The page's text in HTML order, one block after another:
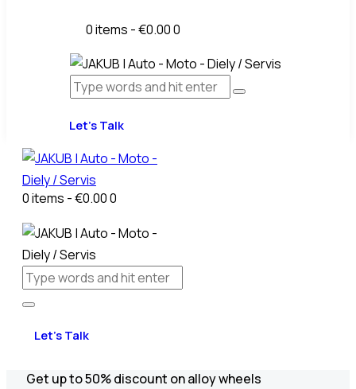
0 items -€0.000
Let’s Talk
0 items -€0.000
Let’s Talk
Get up to 50% discount on alloy wheels